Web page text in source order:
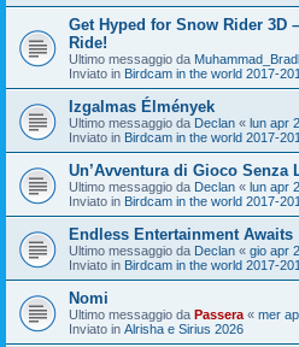
Get Hyped for Snow Rider 3D
Ride!
Ultimo messaggio da
Inviato in Birdcam in the world 2017-
Izgalmas Élmények
Ultimo messaggio da Declan « lun apr
Inviato in Birdcam in the world 2017-
Un’Avventura di Gioco Senza
Ultimo messaggio da Declan « lun apr
Inviato in Birdcam in the world 2017-
Endless Entertainment Awaits
Ultimo messaggio da Declan « gio apr
Inviato in Birdcam in the world 2017-
Nomi
Ultimo messaggio da Passera « mer
Inviato in Alrisha e Sirius 2026